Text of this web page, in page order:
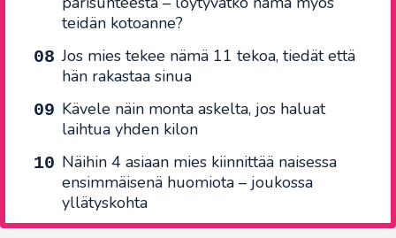
teidän kotoanne?
Jos mies tekee nämä 11 tekoa, tiedät että
hän rakastaa sinua
Kävele näin monta askelta, jos haluat
laihtua yhden kilon
Näihin 4 asiaan mies kiinnittää naisessa
ensimmäisenä huomiota – joukossa
yllätyskohta